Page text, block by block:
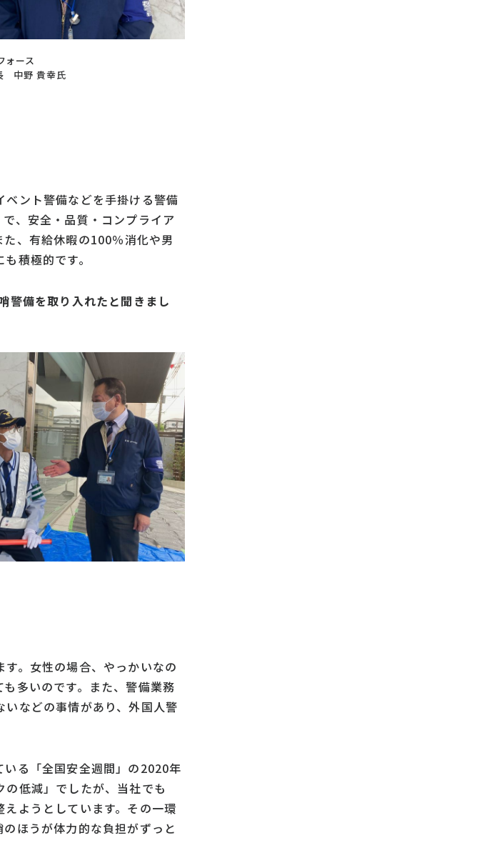
ォース
中野 貴幸氏
ント警備などを手掛ける警備
、安全・品質・コンプライア
、有給休暇の100％消化や男
積極的です。
警備を取り入れたと聞きまし
。女性の場合、やっかいなの
多いのです。また、警備業務
などの事情があり、外国人警
る「全国安全週間」の2020年
低減」でしたが、当社でも
ようとしています。その一環
ほうが体力的な負担がずっと